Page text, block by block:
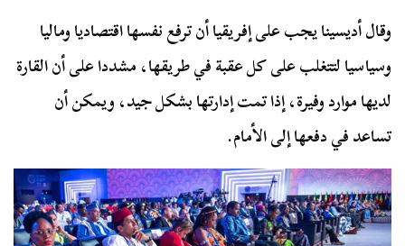
وقال أديسينا يجب على إفريقيا أن ترفع نفسها اقتصاديا وماليا
وسياسيا لتتغلب على كل عقبة في طريقها، مشددا على أن القارة
لديها موارد وفيرة، إذا تمت إدارتها بشكل جيد، ويمكن أن
تساعد في دفعها إلى الأمام.